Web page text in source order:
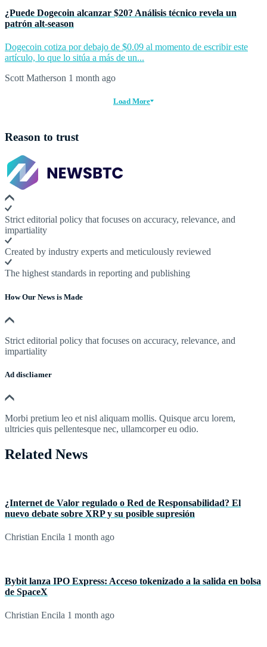
¿Puede Dogecoin alcanzar $20? Análisis técnico revela un
patrón alt-season
Dogecoin cotiza por debajo de $0.09 al momento de escribir este
artículo, lo que lo sitúa a más de un...
Scott Matherson 1 month ago
Load More
Reason to trust
Strict editorial policy that focuses on accuracy, relevance, and
impartiality
Created by industry experts and meticulously reviewed
The highest standards in reporting and publishing
How Our News is Made
Strict editorial policy that focuses on accuracy, relevance, and
impartiality
Ad discliamer
Morbi pretium leo et nisl aliquam mollis. Quisque arcu lorem,
ultricies quis pellentesque nec, ullamcorper eu odio.
Related News
¿Internet de Valor regulado o Red de Responsabilidad? El
nuevo debate sobre XRP y su posible supresión
Christian Encila 1 month ago
Bybit lanza IPO Express: Acceso tokenizado a la salida en bolsa
de SpaceX
Christian Encila 1 month ago